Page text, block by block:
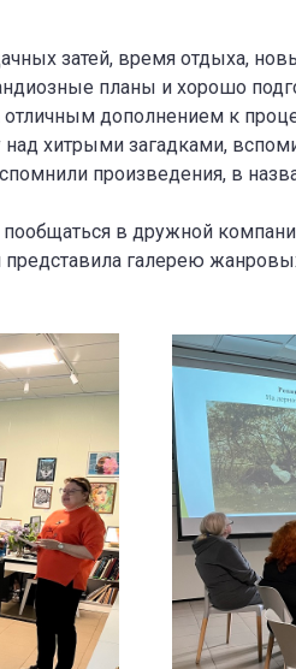
затей, время отдыха,
планы и хорошо
дополнением к
хитрыми загадками,
произведения, в
в дружной
галерею